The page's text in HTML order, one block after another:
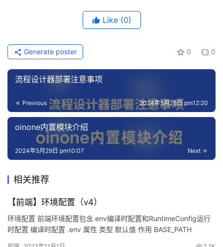
Like (0)
0 0
Generate poster
流程设计器部署注意事项
Previous 2024年5月28日 pm12:20
oinone内置模块介绍
Next
2024年5月29日 pm10:07
相关推荐
【前端】环境配置（v4）
环境配置 前端环境配置包含.env编译时配置和RuntimeConfig运行
时配置 编译时配置 .env 属性 类型 默认值 作用 BASE_PATH